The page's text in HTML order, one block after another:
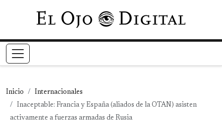
Pasar al contenido principal
Inicio
Internacionales
Inaceptable: Francia y España (aliados de la OTAN) asisten
activamente a fuerzas armadas de Rusia